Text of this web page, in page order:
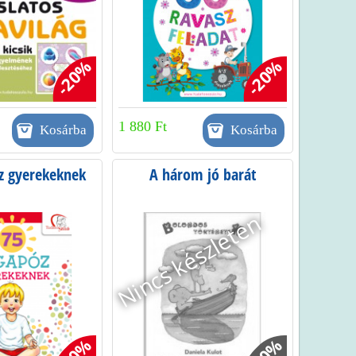
-20% -20%
1 880 Ft
gyerekeknek A három jó barát